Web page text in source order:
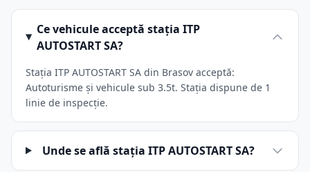
Ce vehicule acceptă stația ITP
AUTOSTART SA?
Stația ITP AUTOSTART SA din Brasov acceptă:
Autoturisme și vehicule sub 3.5t. Stația dispune de 1
linie de inspecție.
Unde se află stația ITP AUTOSTART SA?